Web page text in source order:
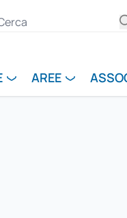
AREE